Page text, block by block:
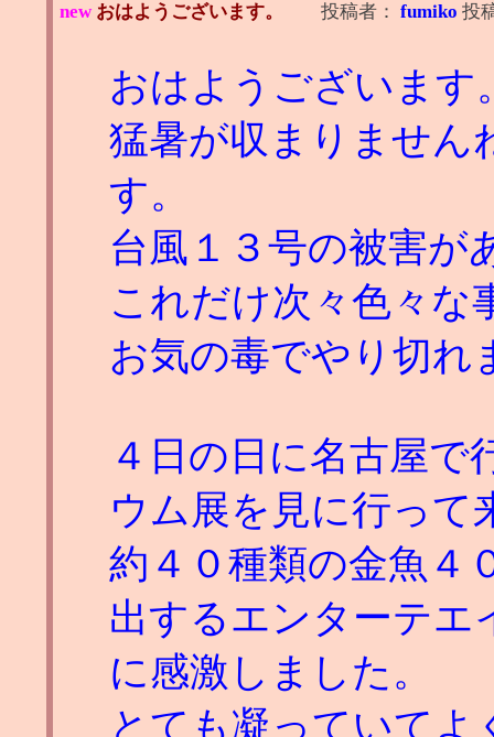
new おはようございます。 投稿者： fumiko 投
おはようございます
猛暑が収まりません
す。
台風１３号の被害が
これだけ次々色々な
お気の毒でやり切れ
４日の日に名古屋
ウム展を見に行って
約４０種類の金魚４
出するエンターテエ
に感激しました。
とても凝っていて